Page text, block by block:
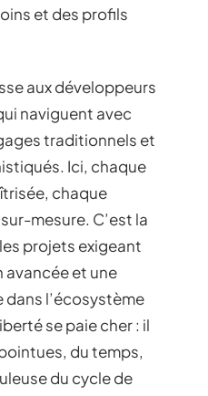
et des profils
aux développeurs
naviguent avec
traditionnels et
Ici, chaque
chaque
mesure. C’est la
projets exigeant
et une
l’écosystème
se paie cher : il
du temps,
du cycle de